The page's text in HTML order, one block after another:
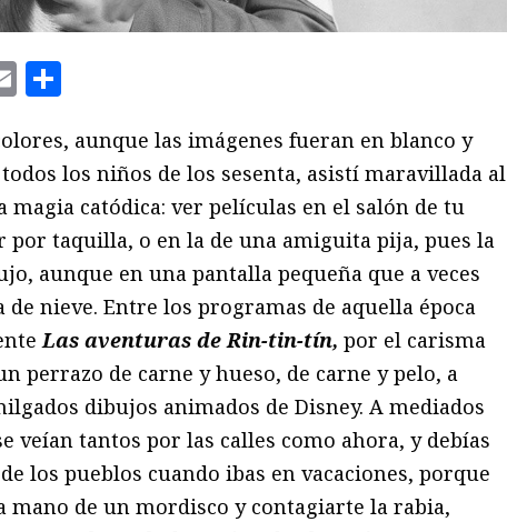
Email
aunque las imágenes fueran en blanco y
los niños de los sesenta, asistí maravillada al
magia catódica: ver películas en el salón de tu
por taquilla, o en la de una amiguita pija, pues la
aunque en una pantalla pequeña que a veces
de nieve. Entre los programas de aquella época
Las aventuras de Rin-tin-tín, por el carisma
perrazo de carne y hueso, de carne y pelo, a
dibujos animados de Disney. A mediados
veían tantos por las calles como ahora, y debías
los pueblos cuando ibas en vacaciones, porque
mano de un mordisco y contagiarte la rabia,